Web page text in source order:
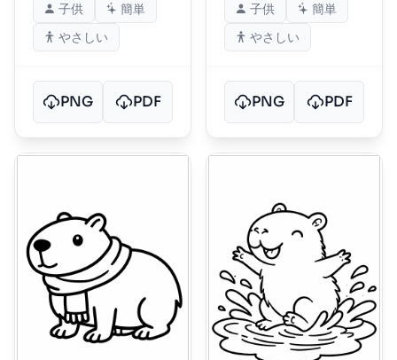
子供
簡単
やさしい
PNG PDF
子供
簡単
やさしい
PNG PDF